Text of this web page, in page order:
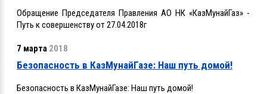
Обращение Председателя Правления АО НК «КазМунайГаз» -
Путь к совершенству от 27.04.2018г
7 марта 2018
Безопасность в КазМунайГазе: Наш путь домой!
Безопасность в КазМунайГазе: Наш путь домой!